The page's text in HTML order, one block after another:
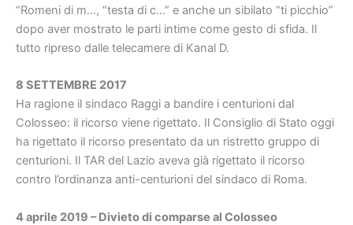
“Romeni di m…, “testa di c…” e anche un sibilato “ti picchio”
dopo aver mostrato le parti intime come gesto di sfida. Il
tutto ripreso dalle telecamere di Kanal D.
8 SETTEMBRE 2017
Ha ragione il sindaco Raggi a bandire i centurioni dal
Colosseo: il ricorso viene rigettato. Il Consiglio di Stato oggi
ha rigettato il ricorso presentato da un ristretto gruppo di
centurioni. Il TAR del Lazio aveva già rigettato il ricorso
contro l’ordinanza anti-centurioni del sindaco di Roma.
4 aprile 2019 – Divieto di comparse al Colosseo